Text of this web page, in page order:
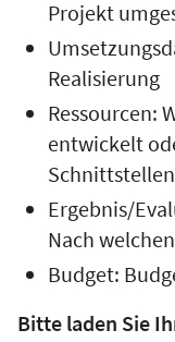
Projekt
Realisierung
Ressourcen:
entwickelt
Ergebnis/
Nach
Budget:
Bitte laden Sie